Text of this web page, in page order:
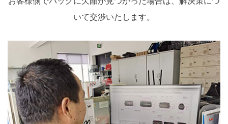
いて交渉いたします。